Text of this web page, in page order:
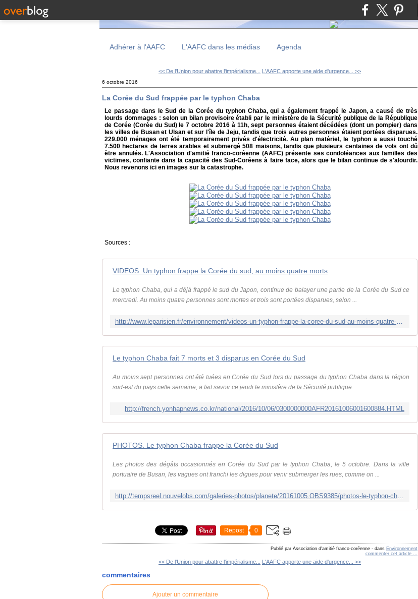
Adhérer à l'AAFC L'AAFC dans les médias Agenda
<< De l'Union pour abattre l'impérialisme... L'AAFC apporte une aide d'urgence... >>
6 octobre 2016
La Corée du Sud frappée par le typhon Chaba
Le passage dans le Sud de la Corée du typhon Chaba, qui a également frappé le Japon, a causé de très
lourds dommages : selon un bilan provisoire établi par le ministère de la Sécurité publique de la République
de Corée (Corée du Sud) le 7 octobre 2016 à 11h, sept personnes étaient décédées (dont un pompier) dans
les villes de Busan et Ulsan et sur l'île de Jeju, tandis que trois autres personnes étaient portées disparues.
229.000 ménages ont été temporairement privés d'électricité. Au plan matériel, le typhon a aussi touché
7.500 hectares de terres arables et submergé 508 maisons, tandis que plusieurs centaines de vols ont dû
être annulés. L'Association d'amitié franco-coréenne (AAFC) présente ses condoléances aux familles des
victimes, confiante dans la capacité des Sud-Coréens à faire face, alors que le bilan continue de s'alourdir.
Nous revenons ici en images sur la catastrophe.
Sources :
VIDEOS. Un typhon frappe la Corée du sud, au moins quatre morts
Le typhon Chaba, qui a déjà frappé le sud du Japon, continue de balayer une partie de la Corée du Sud ce
mercredi. Au moins quatre personnes sont mortes et trois sont portées disparues, selon ...
http://www.leparisien.fr/environnement/videos-un-typhon-frappe-la-coree-du-sud-au-moins-quatre-morts-05-10-2016-6178151.php
Le typhon Chaba fait 7 morts et 3 disparus en Corée du Sud
Au moins sept personnes ont été tuées en Corée du Sud lors du passage du typhon Chaba dans la région
sud-est du pays cette semaine, a fait savoir ce jeudi le ministère de la Sécurité publique.
http://french.yonhapnews.co.kr/national/2016/10/06/0300000000AFR20161006001600884.HTML
PHOTOS. Le typhon Chaba frappe la Corée du Sud
Les photos des dégâts occasionnés en Corée du Sud par le typhon Chaba, le 5 octobre. Dans la ville
portuaire de Busan, les vagues ont franchi les digues pour venir submerger les rues, comme on ...
http://tempsreel.nouvelobs.com/galeries-photos/planete/20161005.OBS9385/photos-le-typhon-chaba-frappe-la-coree-du-sud.html
Repost 0
Publié par Association d'amitié franco-coréenne - dans Environnement
commenter cet article …
<< De l'Union pour abattre l'impérialisme... L'AAFC apporte une aide d'urgence... >>
commentaires
Ajouter un commentaire